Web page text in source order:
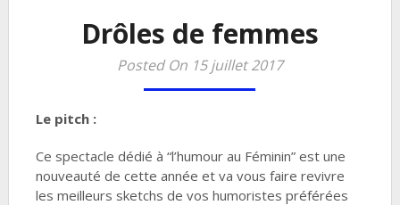
Drôles de femmes
Posted On 15 juillet 2017
Le pitch :
Ce spectacle dédié à “l’humour au Féminin” est une
nouveauté de cette année et va vous faire revivre
les meilleurs sketchs de vos humoristes préférées